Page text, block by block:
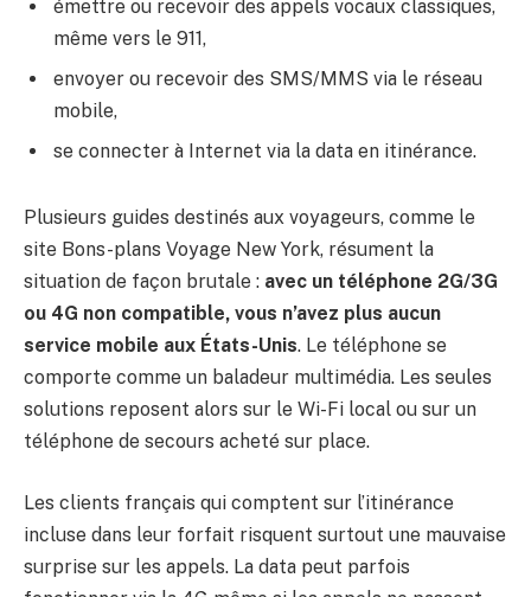
émettre ou recevoir des appels vocaux classiques,
même vers le 911,
envoyer ou recevoir des SMS/MMS via le réseau
mobile,
se connecter à Internet via la data en itinérance.
Plusieurs guides destinés aux voyageurs, comme le
site Bons-plans Voyage New York, résument la
situation de façon brutale : avec un téléphone 2G/3G
ou 4G non compatible, vous n’avez plus aucun
service mobile aux États-Unis. Le téléphone se
comporte comme un baladeur multimédia. Les seules
solutions reposent alors sur le Wi-Fi local ou sur un
téléphone de secours acheté sur place.
Les clients français qui comptent sur l’itinérance
incluse dans leur forfait risquent surtout une mauvaise
surprise sur les appels. La data peut parfois